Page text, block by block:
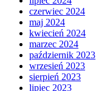
czerwiec 2024
maj 2024
kwiecień 2024
marzec 2024
październik 2023
wrzesień 2023
sierpień 2023
lipiec 2023